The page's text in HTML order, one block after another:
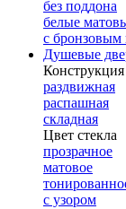
без поддона
белые
с
Душевые
Конструкция
раздвижная
распашная
складная
Цвет стекла
прозрачное
матовое
с узором